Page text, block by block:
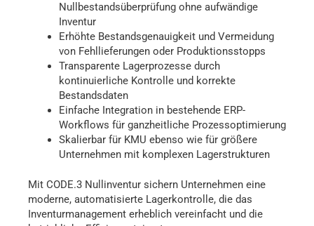
Nullbestandsüberprüfung ohne aufwändige
Inventur​
Erhöhte Bestandsgenauigkeit und Vermeidung
von Fehllieferungen oder Produktionsstopps​
Transparente Lagerprozesse durch
kontinuierliche Kontrolle und korrekte
Bestandsdaten​
Einfache Integration in bestehende ERP-
Workflows für ganzheitliche Prozessoptimierung​
Skalierbar für KMU ebenso wie für größere
Unternehmen mit komplexen Lagerstrukturen​
Mit CODE.3 Nullinventur sichern Unternehmen eine
moderne, automatisierte Lagerkontrolle, die das
Inventurmanagement erheblich vereinfacht und die